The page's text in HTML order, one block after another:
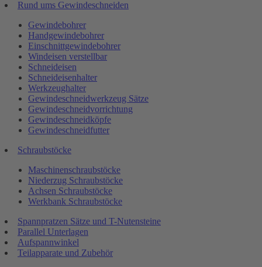
Rund ums Gewindeschneiden
Gewindebohrer
Handgewindebohrer
Einschnittgewindebohrer
Windeisen verstellbar
Schneideisen
Schneideisenhalter
Werkzeughalter
Gewindeschneidwerkzeug Sätze
Gewindeschneidvorrichtung
Gewindeschneidköpfe
Gewindeschneidfutter
Schraubstöcke
Maschinenschraubstöcke
Niederzug Schraubstöcke
Achsen Schraubstöcke
Werkbank Schraubstöcke
Spannpratzen Sätze und T-Nutensteine
Parallel Unterlagen
Aufspannwinkel
Teilapparate und Zubehör